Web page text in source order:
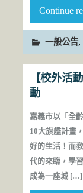
Continue
一般公告,
【校外活
動
嘉義市以「全
10大旗艦計畫
好的生活！而
代的來臨，學
成為一座城 […]